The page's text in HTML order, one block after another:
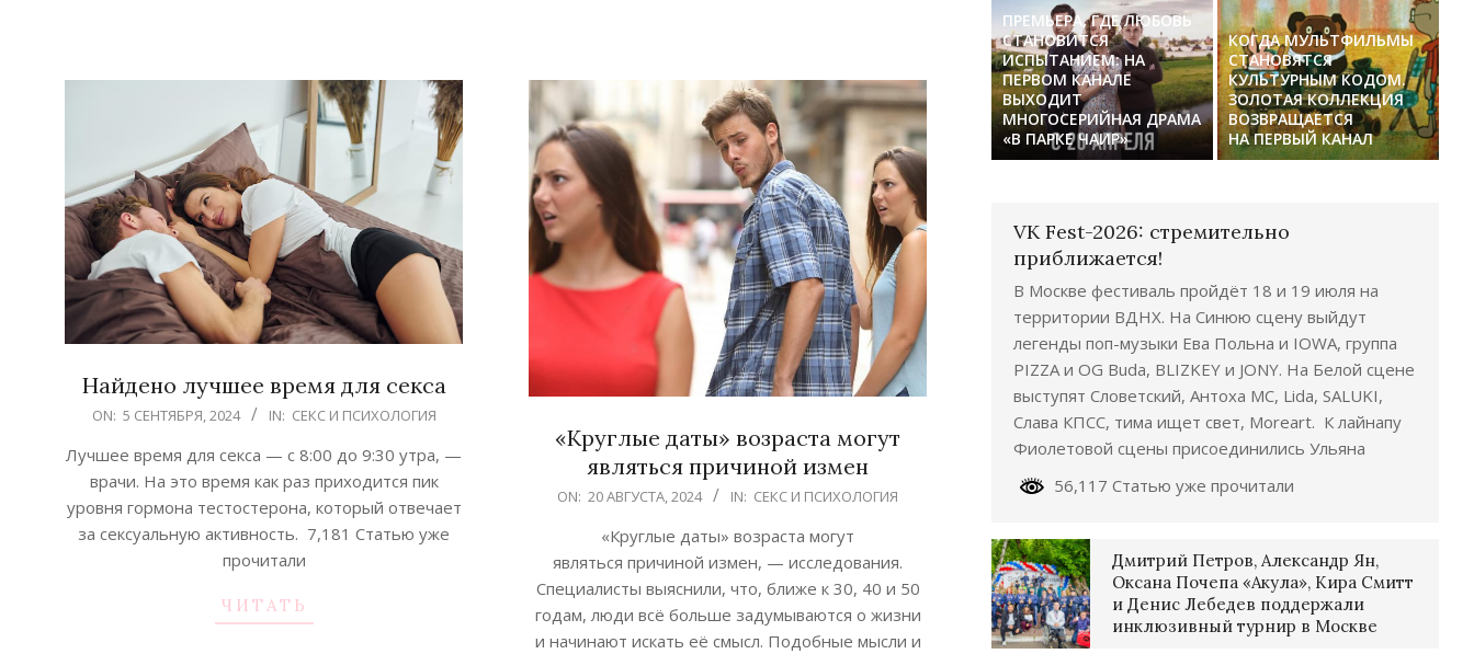
Найдено лучшее время для секса
2024-
05
ON: 5 СЕНТЯБРЯ, 2024 IN: СЕКС И ПСИХОЛОГИЯ
Лучшее время для секса — с 8:00 до 9:30 утра, —
врачи. На это время как раз приходится пик
уровня гормона тестостерона, который отвечает
за сексуальную активность. 7,181 Статью уже
прочитали
ЧИТАТЬ
«Круглые даты» возраста могут
являться причиной измен
2024-
ON: 20 АВГУСТА, 2024 IN: СЕКС И ПСИХОЛОГИЯ
«Круглые даты» возраста могут
являться причиной измен, — исследования.
Специалисты выяснили, что, ближе к 30, 40 и 50
годам, люди всё больше задумываются о жизни
и начинают искать её смысл. Подобные мысли и
ПРЕМЬЕРА, ГДЕ ЛЮБОВЬ
СТАНОВИТСЯ
ИСПЫТАНИЕМ: НА
ПЕРВОМ КАНАЛЕ
ВЫХОДИТ
МНОГОСЕРИЙНАЯ ДРАМА
«В ПАРКЕ ЧАИР»
КОГДА МУЛЬТФИЛЬМЫ
СТАНОВЯТСЯ
КУЛЬТУРНЫМ КОДОМ.
ЗОЛОТАЯ КОЛЛЕКЦИЯ
ВОЗВРАЩАЕТСЯ
НА ПЕРВЫЙ КАНАЛ
VK Fest-2026: стремительно
приближается!
В Москве фестиваль пройдёт 18 и 19 июля на
территории ВДНХ. На Синюю сцену выйдут
легенды поп-музыки Ева Польна и IOWA, группа
PIZZA и OG Buda, BLIZKEY и JONY. На Белой сцене
выступят Словетский, Антоха МС, Lida, SALUKI,
Слава КПСС, тима ищет свет, Moreart. К лайнапу
Фиолетовой сцены присоединились Ульяна
56,117 Статью уже прочитали
Дмитрий Петров, Александр Ян,
Оксана Почепа «Акула», Кира Смитт
и Денис Лебедев поддержали
инклюзивный турнир в Москве